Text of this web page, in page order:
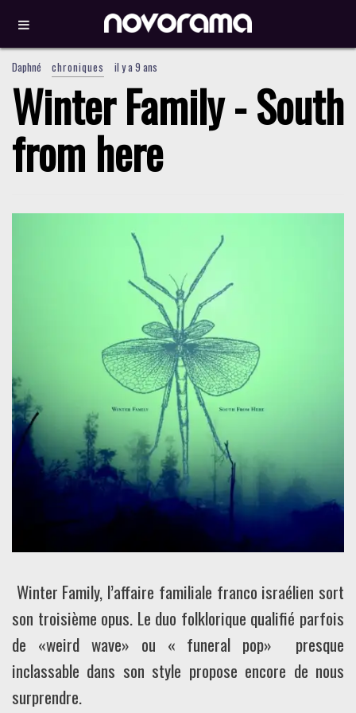
Daphné chroniques il y a 9 ans
Winter Family - South
from here
Winter Family, l’affaire familiale franco israélien sort
son troisième opus. Le duo folklorique qualifié parfois
de «weird wave» ou « funeral pop» presque
inclassable dans son style propose encore de nous
surprendre.